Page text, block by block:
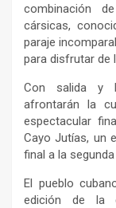
combinación
cársicas,
paraje
para disfrutar de
Con salida y
afrontarán la
espectacular
Cayo Jutías, un
final a la
El pueblo
edición de la